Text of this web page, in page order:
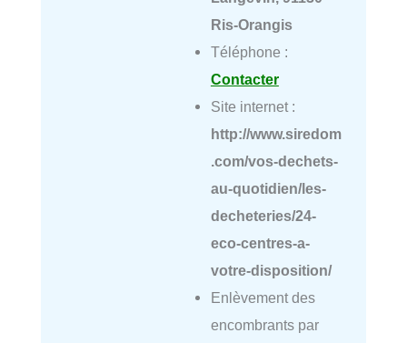
Ris-Orangis
Téléphone :
Contacter
Site internet :
http://www.siredom
.com/vos-dechets-
au-quotidien/les-
decheteries/24-
eco-centres-a-
votre-disposition/
Enlèvement des
encombrants par